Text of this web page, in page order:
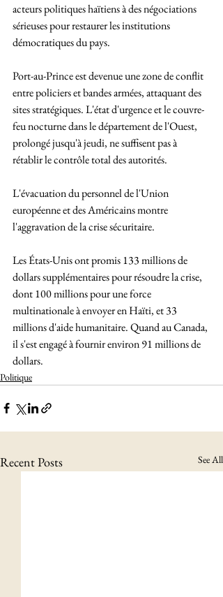
acteurs politiques haïtiens à des négociations
sérieuses pour restaurer les institutions
démocratiques du pays.
Port-au-Prince est devenue une zone de conflit
entre policiers et bandes armées, attaquant des
sites stratégiques. L'état d'urgence et le couvre-
feu nocturne dans le département de l'Ouest,
prolongé jusqu'à jeudi, ne suffisent pas à
rétablir le contrôle total des autorités.
L'évacuation du personnel de l'Union
européenne et des Américains montre
l'aggravation de la crise sécuritaire.
Les États-Unis ont promis 133 millions de
dollars supplémentaires pour résoudre la crise,
dont 100 millions pour une force
multinationale à envoyer en Haïti, et 33
millions d'aide humanitaire. Quand au Canada,
il s'est engagé à fournir environ 91 millions de
dollars.
Politique
Recent Posts See All